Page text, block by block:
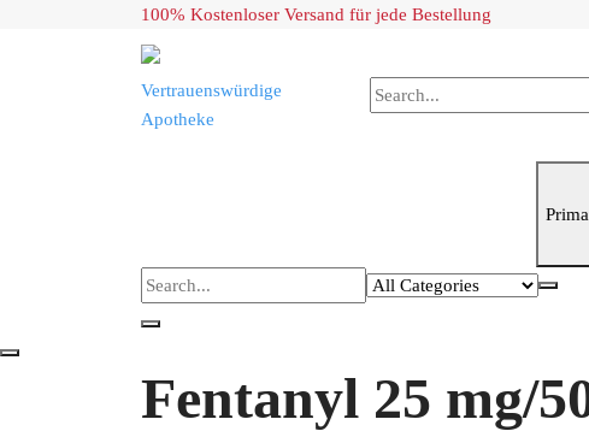
100% Kostenloser Versand für jede Bestellung
Vertrauenswürdige
Apotheke
Fentanyl 25 mg/